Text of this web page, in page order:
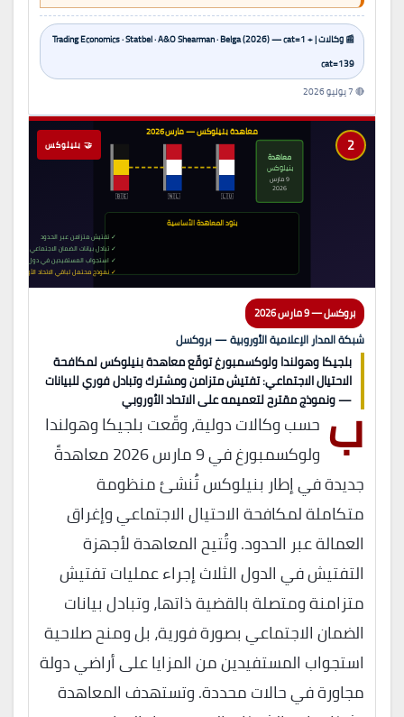
📰 وكالات | Trading Economics · Statbel · A&O Shearman · Belga (2026) — cat=1 +
cat=139
🔴 7 يوليو 2026
معاهدة بنيلوكس — مارس 2026
🇧🇪 🇳🇱 🇱🇺
معاهدة
بنيلوكس
9 مارس
2026
بنود المعاهدة الأساسية
✓ تفتيش متزامن عبر الحدود
✓ تبادل بيانات الضمان الاجتماعي فوراً
✓ استجواب المستفيدين في دول بعضهم
✓ نموذج محتمل لباقي الاتحاد الأوروبي
2 🤝 بنيلوكس
بروكسل — 9 مارس 2026
شبكة المدار الإعلامية الأوروبية — بروكسل
بلجيكا وهولندا ولوكسمبورغ توقّع معاهدة بنيلوكس لمكافحة
الاحتيال الاجتماعي: تفتيش متزامن ومشترك وتبادل فوري للبيانات
— ونموذج مقترح لتعميمه على الاتحاد الأوروبي
ب حسب وكالات دولية، وقّعت بلجيكا وهولندا
ولوكسمبورغ في 9 مارس 2026 معاهدةً
جديدة في إطار بنيلوكس تُنشئ منظومة
متكاملة لمكافحة الاحتيال الاجتماعي وإغراق
العمالة عبر الحدود. وتُتيح المعاهدة لأجهزة
التفتيش في الدول الثلاث إجراء عمليات تفتيش
متزامنة ومتصلة بالقضية ذاتها، وتبادل بيانات
الضمان الاجتماعي بصورة فورية، بل ومنح صلاحية
استجواب المستفيدين من المزايا على أراضي دولة
مجاورة في حالات محددة. وتستهدف المعاهدة